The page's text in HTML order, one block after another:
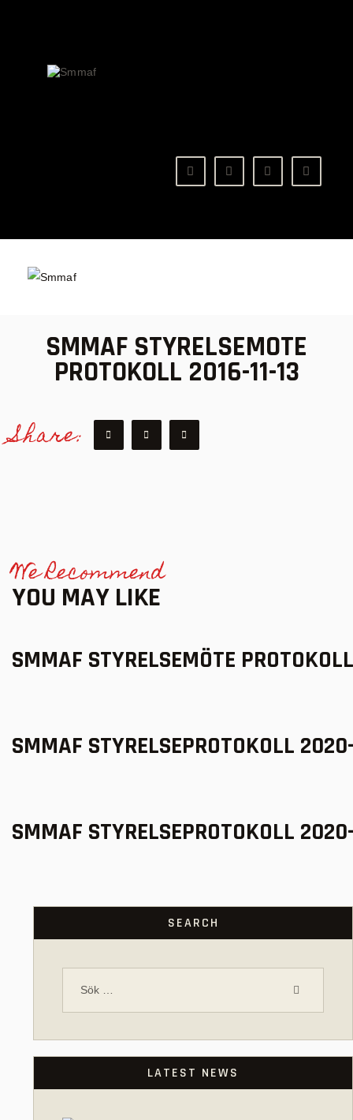
SMMAF STYRELSEMOTE
PROTOKOLL 2016-11-13
Share:
We Recommend
YOU MAY LIKE
SMMAF STYRELSEMÖTE
SMMAF STYRELSEPROTOKOLL
SMMAF STYRELSEPROTOKOLL
SEARCH
LATEST NEWS